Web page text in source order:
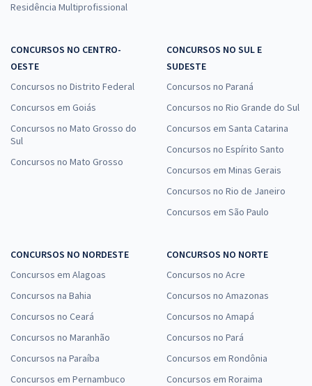
Residência Multiprofissional
CONCURSOS NO CENTRO-
OESTE
Concursos no Distrito Federal
Concursos em Goiás
Concursos no Mato Grosso do
Sul
Concursos no Mato Grosso
CONCURSOS NO SUL E
SUDESTE
Concursos no Paraná
Concursos no Rio Grande do Sul
Concursos em Santa Catarina
Concursos no Espírito Santo
Concursos em Minas Gerais
Concursos no Rio de Janeiro
Concursos em São Paulo
CONCURSOS NO NORDESTE
Concursos em Alagoas
Concursos na Bahia
Concursos no Ceará
Concursos no Maranhão
Concursos na Paraíba
Concursos em Pernambuco
CONCURSOS NO NORTE
Concursos no Acre
Concursos no Amazonas
Concursos no Amapá
Concursos no Pará
Concursos em Rondônia
Concursos em Roraima